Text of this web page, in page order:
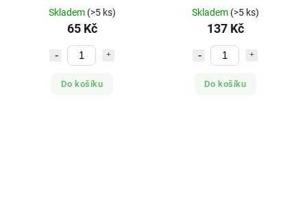
Skladem (>5 ks)
65 Kč
Do košíku
Skladem (>5 ks)
137 Kč
Do košíku